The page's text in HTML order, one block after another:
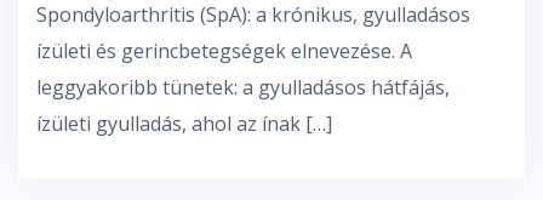
Spondyloarthritis (SpA): a krónikus, gyulladásos
ízületi és gerincbetegségek elnevezése. A
leggyakoribb tünetek: a gyulladásos hátfájás,
ízületi gyulladás, ahol az ínak […]